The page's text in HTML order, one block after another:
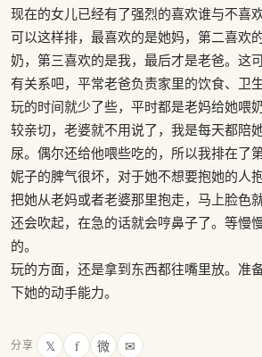
现在的女儿已经有了强烈的喜欢谁与不喜
可以这样排，最喜欢的是她妈，第二喜欢
奶，第三喜欢的是我，最后才是老爸。这
有关系吧，平常老爸负责家里的饮食、卫
玩的时间就少了些，平时都是老妈给她喂
较亲切，老婆就不用说了，我是每天都陪
尿。偶尔还给他喂些吃的，所以我排在了第
妮子的脾气很坏，对于她不想要抱她的人
把她从老妈或者老婆那里抱走，马上脸色
还会吹起，在急的话就会哼鼻子了。等慢
的。
玩的方面，还是拿到东西都往嘴里放。准
下她的动手能力。
分享 𝕏 f 微 ✉